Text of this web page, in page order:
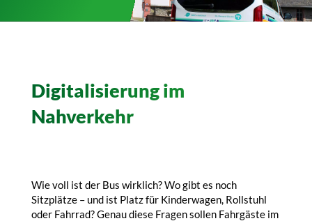
Digitalisierung im
Nahverkehr
Wie voll ist der Bus wirklich? Wo gibt es noch
Sitzplätze – und ist Platz für Kinderwagen, Rollstuhl
oder Fahrrad? Genau diese Fragen sollen Fahrgäste im